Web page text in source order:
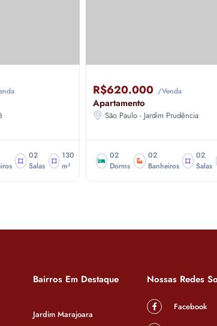
02
Salas
130
m²
R$620.000 /Venda
Apartamento
São Paulo - Jardim Prudência
02
Dorms
02
Banheiros
02
Salas
Bairros Em Destaque
Jardim Marajoara
Nossas Redes
Facebook